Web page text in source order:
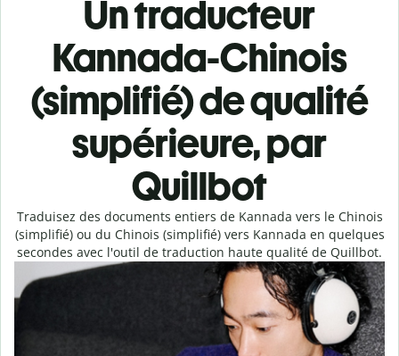
Un traducteur
Kannada-Chinois
(simplifié) de qualité
supérieure, par
Quillbot
Traduisez des documents entiers de Kannada vers le Chinois
(simplifié) ou du Chinois (simplifié) vers Kannada en quelques
secondes avec l'outil de traduction haute qualité de Quillbot.